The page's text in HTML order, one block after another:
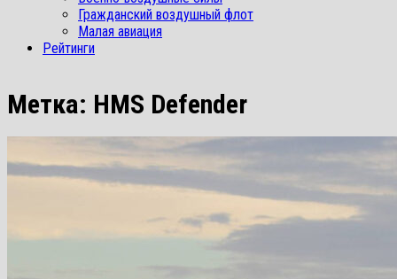
подменю
Гражданский воздушный флот
Малая авиация
Рейтинги
Метка: HMS Defender